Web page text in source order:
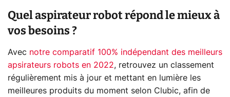
Quel aspirateur robot répond le mieux à
vos besoins ?
Avec notre comparatif 100% indépendant des meilleurs
apsirateurs robots en 2022, retrouvez un classement
régulièrement mis à jour et mettant en lumière les
meilleures produits du moment selon Clubic, afin de